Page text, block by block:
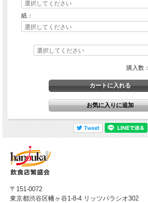
紙：
購入数：
〒151-0072
東京都渋谷区幡ヶ谷1-8-4 リッツパラシオ302